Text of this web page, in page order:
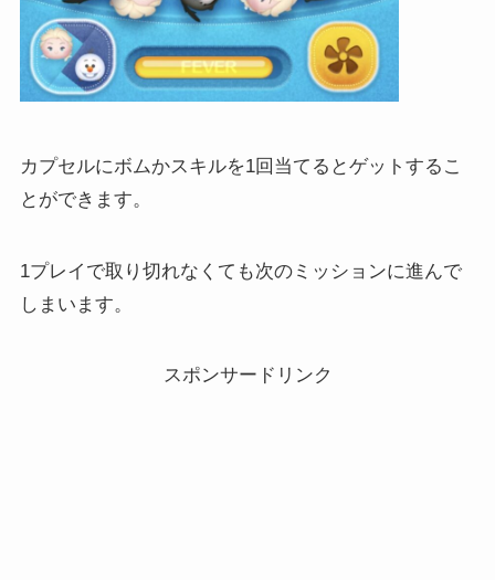
カプセルにボムかスキルを1回当てるとゲットするこ
とができます。
1プレイで取り切れなくても次のミッションに進んで
しまいます。
スポンサードリンク